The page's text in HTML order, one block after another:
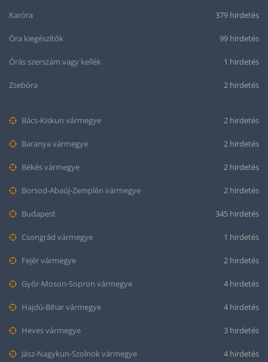
Karóra 379 hirdetés
Óra kiegészítők 99 hirdetés
Órás szerszám vagy kellék 1 hirdetés
Zsebóra 2 hirdetés
Bács-Kiskun vármegye 2 hirdetés
Baranya vármegye 2 hirdetés
Békés vármegye 2 hirdetés
Borsod-Abaúj-Zemplén vármegye 2 hirdetés
Budapest 345 hirdetés
Csongrád vármegye 1 hirdetés
Fejér vármegye 2 hirdetés
Győr-Moson-Sopron vármegye 4 hirdetés
Hajdú-Bihar vármegye 4 hirdetés
Heves vármegye 3 hirdetés
Jász-Nagykun-Szolnok vármegye 4 hirdetés